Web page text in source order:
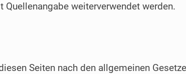
weiterverwendet werden.
Seiten nach den allgemeinen